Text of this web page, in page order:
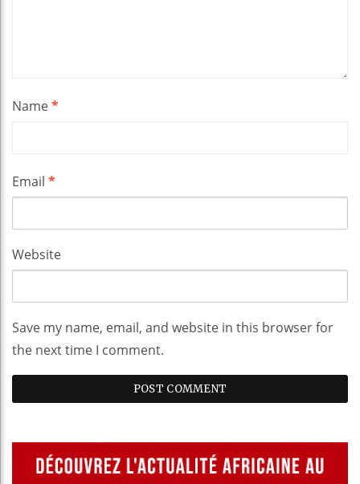
Name*
Email *
Website
Save my name, email, and website in this browser for
the next time I comment.